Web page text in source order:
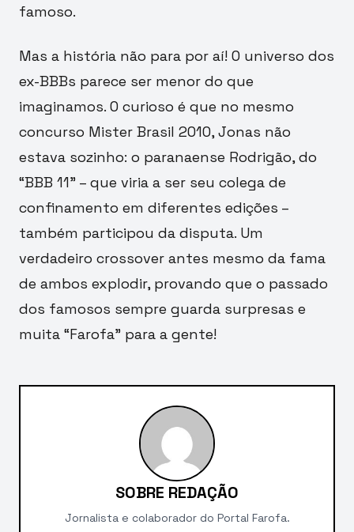
famoso.
Mas a história não para por aí! O universo dos
ex-BBBs parece ser menor do que
imaginamos. O curioso é que no mesmo
concurso Mister Brasil 2010, Jonas não
estava sozinho: o paranaense Rodrigão, do
“BBB 11” – que viria a ser seu colega de
confinamento em diferentes edições –
também participou da disputa. Um
verdadeiro crossover antes mesmo da fama
de ambos explodir, provando que o passado
dos famosos sempre guarda surpresas e
muita “Farofa” para a gente!
SOBRE REDAÇÃO
Jornalista e colaborador do Portal Farofa.